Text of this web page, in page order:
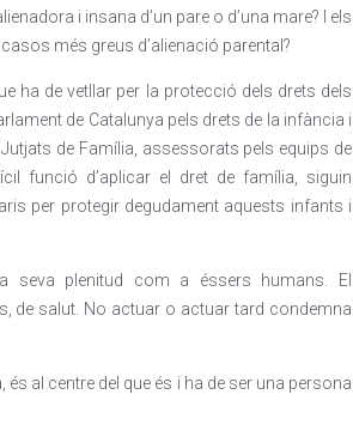
i insana d’un pare o d’una mare? I els
més greus d’alienació parental?
ha de vetllar per la protecció dels drets dels
de Catalunya pels drets de la infància i
de Família, assessorats pels equips de
funció d’aplicar el dret de família, siguin
per protegir degudament aquests infants i
plenitud com a éssers humans. El
de salut. No actuar o actuar tard condemna
al centre del que és i ha de ser una persona